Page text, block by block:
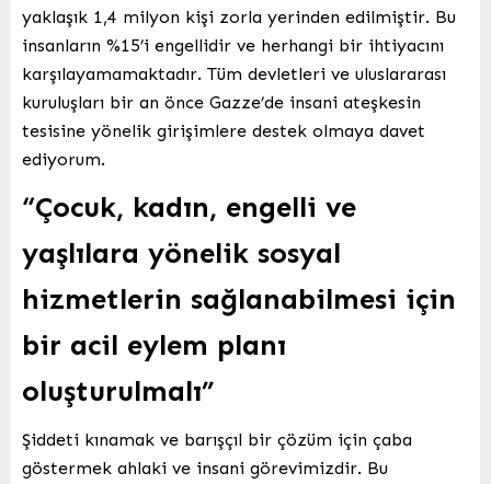
yaklaşık 1,4 milyon kişi zorla yerinden edilmiştir. Bu
insanların %15’i engellidir ve herhangi bir ihtiyacını
karşılayamamaktadır. Tüm devletleri ve uluslararası
kuruluşları bir an önce Gazze’de insani ateşkesin
tesisine yönelik girişimlere destek olmaya davet
ediyorum.
“Çocuk, kadın, engelli ve
yaşlılara yönelik sosyal
hizmetlerin sağlanabilmesi için
bir acil eylem planı
oluşturulmalı”
Şiddeti kınamak ve barışçıl bir çözüm için çaba
göstermek ahlaki ve insani görevimizdir. Bu